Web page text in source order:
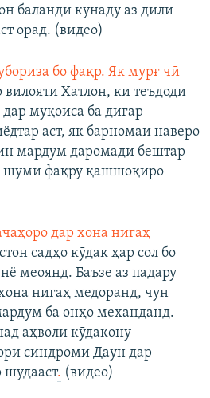
баланди кунаду аз дили
орад. (видео)
бо фақр. Як мурғ чӣ
вилояти Хатлон, ки теъдоди
муқоиса ба дигар
аст, як барномаи наверо
мардум даромади бештар
шуми фақру қашшоқиро
дар хона нигаҳ
садҳо кӯдак ҳар сол бо
меоянд. Баъзе аз падару
нигаҳ медоранд, чун
ба онҳо механданд.
аҳволи кӯдакону
синдроми Даун дар
шудааст. (видео)